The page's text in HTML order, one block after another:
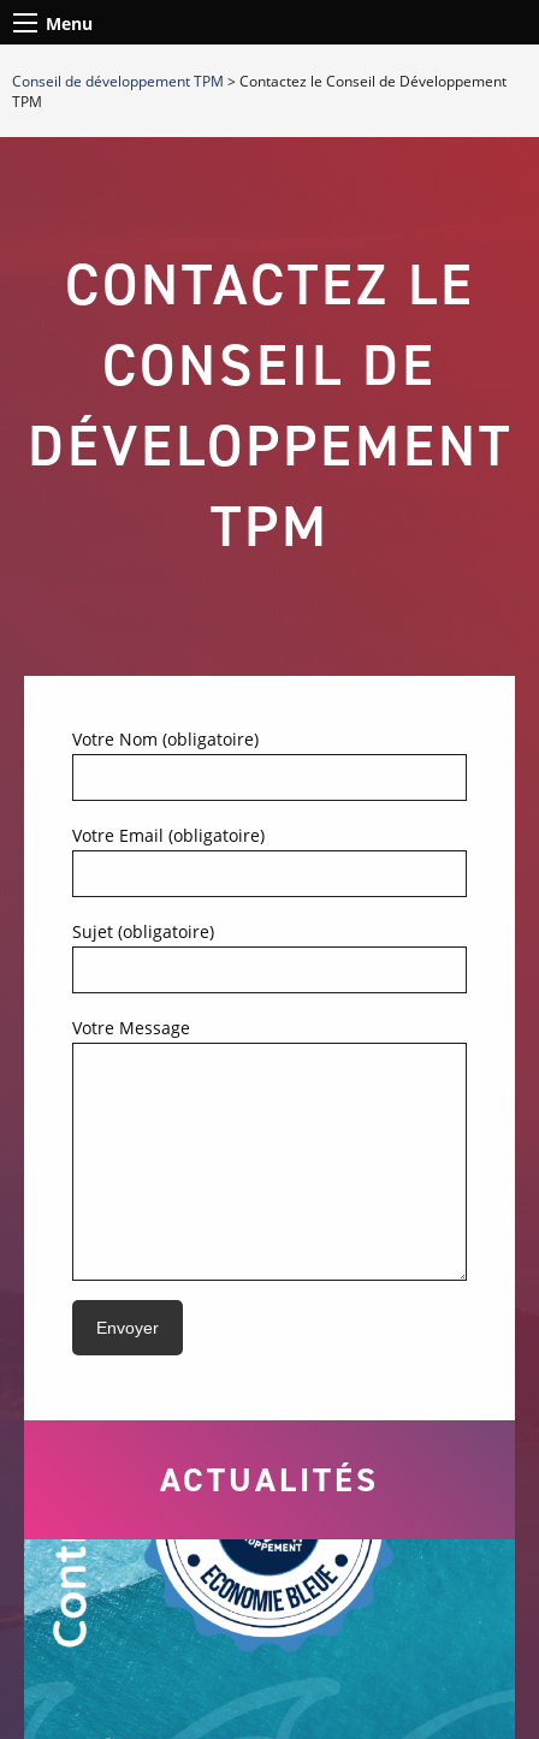
Menu
Conseil de développement TPM > Contactez le Conseil de Développement
TPM
CONTACTEZ LE
CONSEIL DE
DÉVELOPPEMENT
TPM
Votre Nom (obligatoire)
Votre Email (obligatoire)
Sujet (obligatoire)
Votre Message
ACTUALITÉS